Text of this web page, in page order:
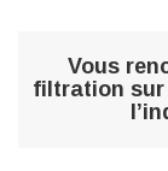
Vous
filtration sur